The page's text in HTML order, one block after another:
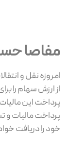
مفاصا
از ارزش سهام را
پرداخت این
پرداخت مالیات
خود را دریافت